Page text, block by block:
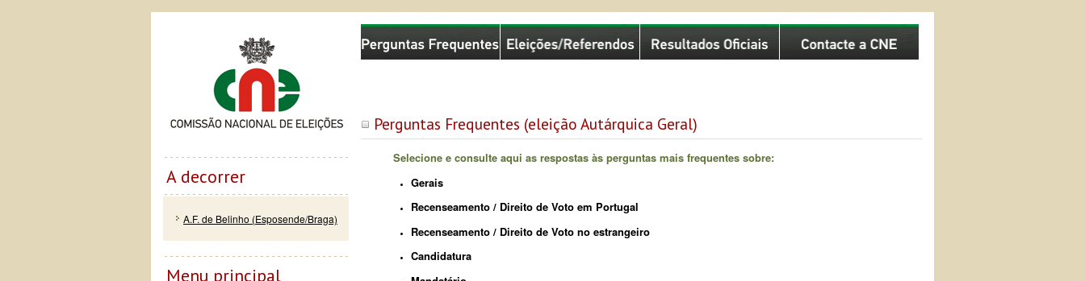
Perguntas Frequentes (eleição Autárquica Geral)
Selecione e consulte aqui as respostas às perguntas mais frequentes sobre:
Gerais
Recenseamento / Direito de Voto em Portugal
Recenseamento / Direito de Voto no estrangeiro
Candidatura
Comissão Nacional de Eleições
A decorrer
A.F. de Belinho (Esposende/Braga)
Menu principal